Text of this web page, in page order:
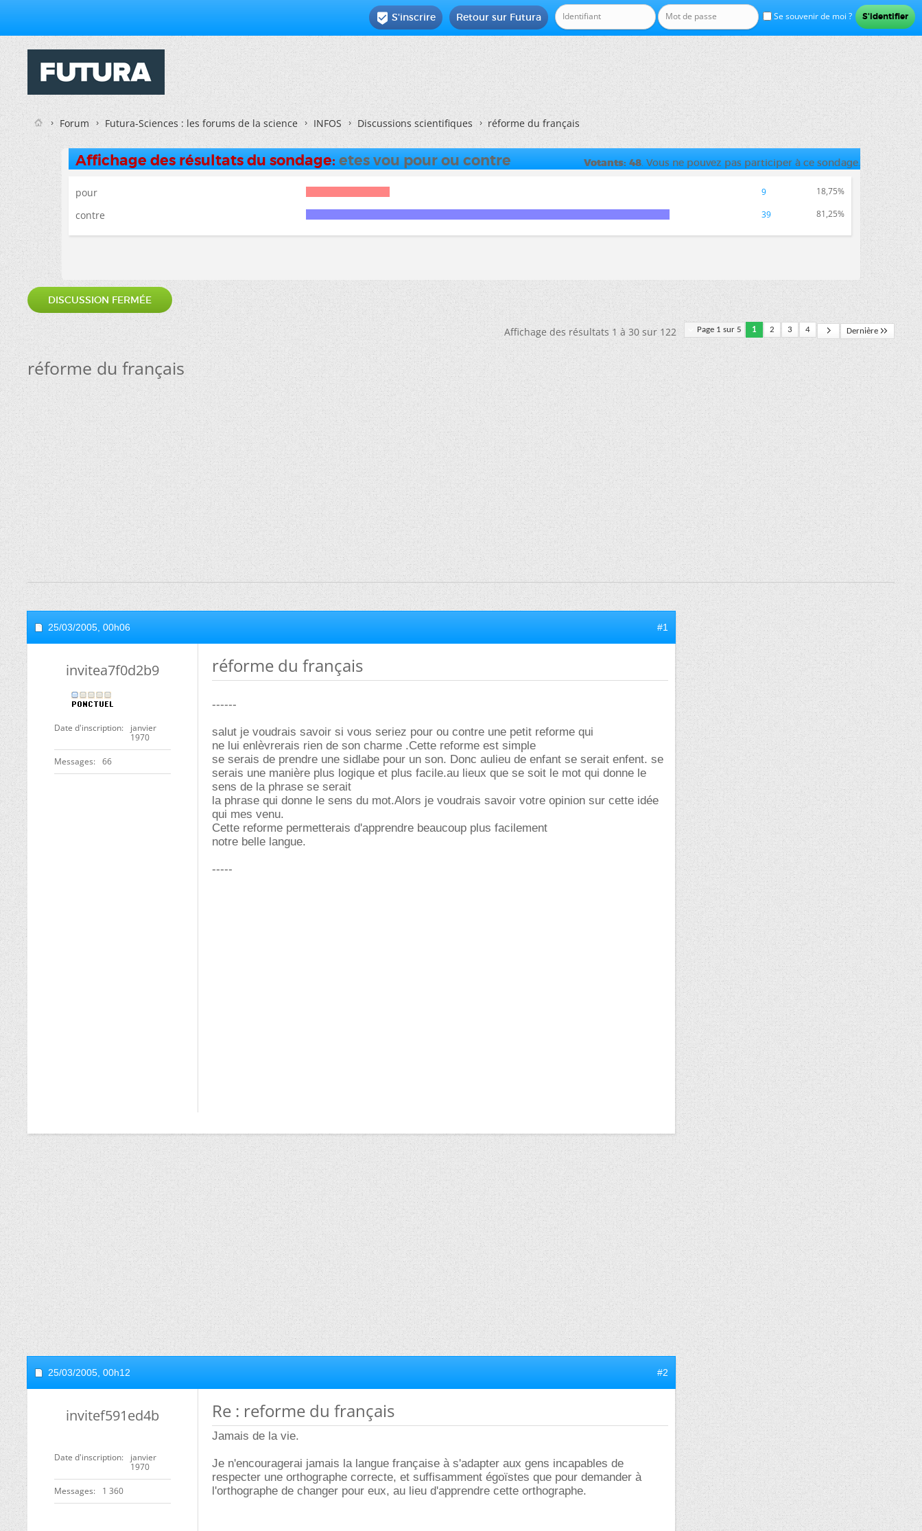
Se souvenir de moi ?
Retour sur Futura
 S'inscrire
Forum Futura-Sciences : les forums de la science INFOS Discussions scientifiques réforme du français
Affichage des résultats du sondage:etes vou pour ou contre Votants 48. Vous ne pouvez pas participer à ce sondage.
pour 9 18,75%
contre 39 81,25%
DISCUSSION FERMÉE
Page 1 sur 5 1 2 3 4 Dernière
Affichage des résultats 1 à 30 sur 122
réforme du français
25/03/2005, 00h06 #1
invitea7f0d2b9
Date d'inscription
janvier
1970
Messages 66
réforme du français
------
salut je voudrais savoir si vous seriez pour ou contre une petit reforme qui
ne lui enlèvrerais rien de son charme .Cette reforme est simple
se serais de prendre une sidlabe pour un son. Donc aulieu de enfant se serait enfent. se
serais une manière plus logique et plus facile.au lieux que se soit le mot qui donne le
sens de la phrase se serait
la phrase qui donne le sens du mot.Alors je voudrais savoir votre opinion sur cette idée
qui mes venu.
Cette reforme permetterais d'apprendre beaucoup plus facilement
notre belle langue.
-----
25/03/2005, 00h12 #2
invitef591ed4b
Date d'inscription
janvier
1970
Messages 1 360
Re : reforme du français
Jamais de la vie.
Je n'encouragerai jamais la langue française à s'adapter aux gens incapables de
respecter une orthographe correcte, et suffisamment égoïstes que pour demander à
l'orthographe de changer pour eux, au lieu d'apprendre cette orthographe.